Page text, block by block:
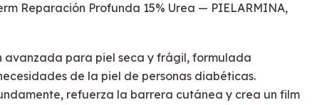
Reparación Profunda 15% Urea — PIELARMINA,
avanzada para piel seca y frágil, formulada
de la piel de personas diabéticas.
refuerza la barrera cutánea y crea un film